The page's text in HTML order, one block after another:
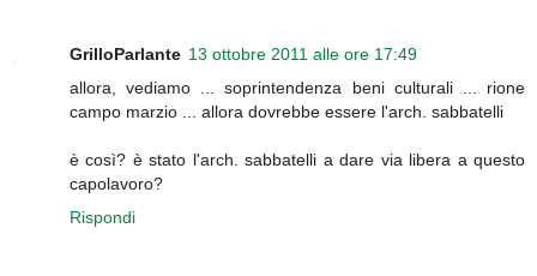
GrilloParlante 13 ottobre 2011 alle ore 17:49
allora, vediamo ... soprintendenza beni culturali ... rione
campo marzio ... allora dovrebbe essere l'arch. sabbatelli
è così? è stato l'arch. sabbatelli a dare via libera a questo
capolavoro?
Rispondi